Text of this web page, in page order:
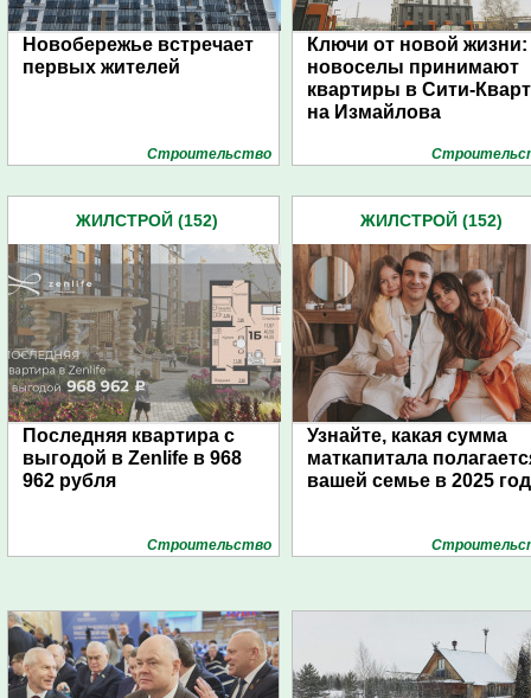
Новобережье встречает
первых жителей
Строительство
Ключи от новой жизни:
новоселы принимают
квартиры в Сити-
на Измайлова
ЖИЛСТРОЙ (152)
Последняя квартира с
выгодой в Zenlife в 968
962 рубля
Строительство
ЖИЛСТРОЙ (152)
Узнайте, какая сумма
маткапитала
вашей семье в 2025